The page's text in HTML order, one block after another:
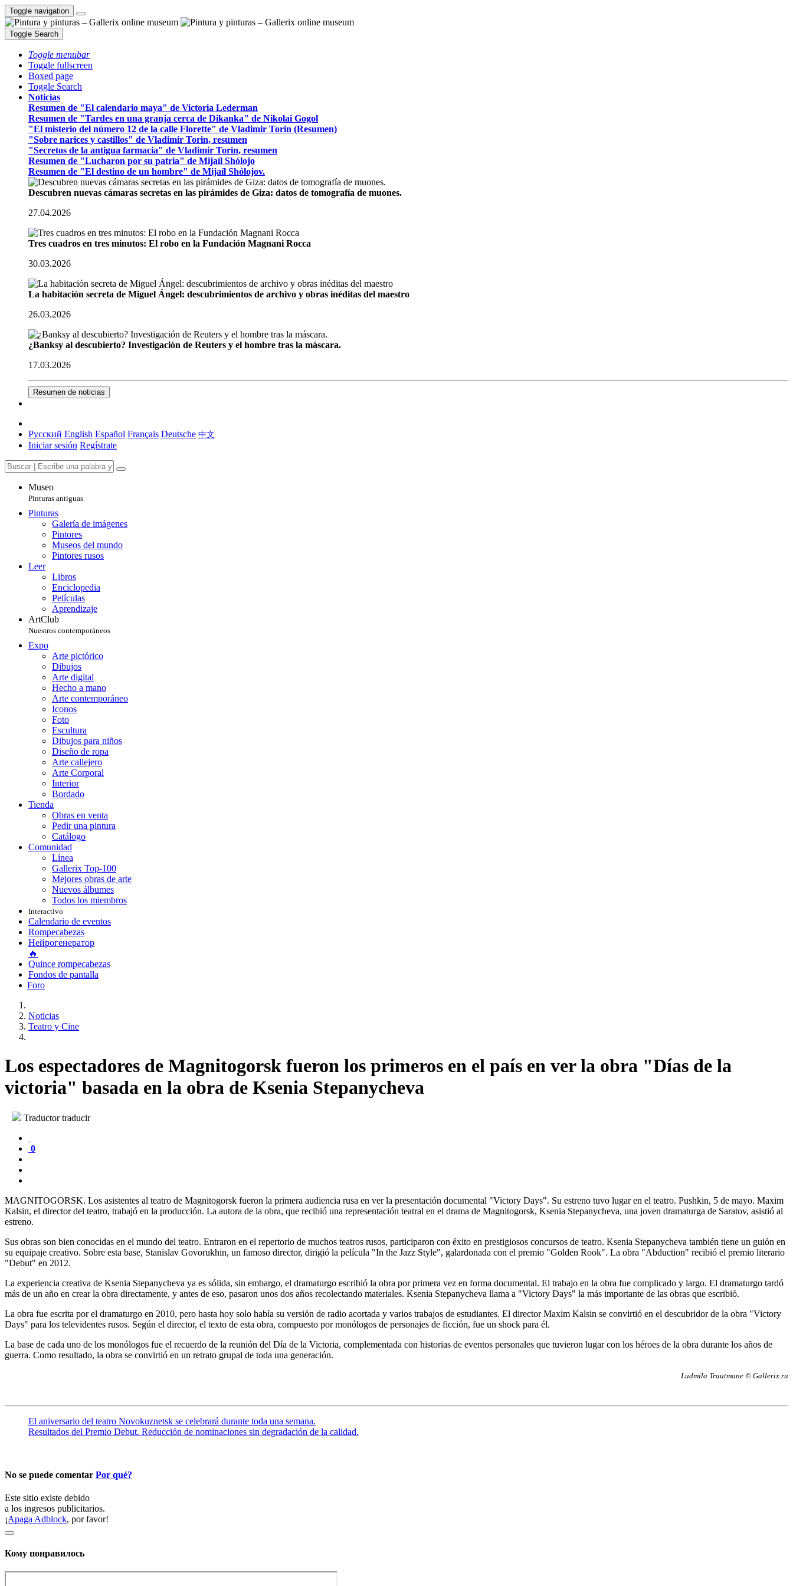
Toggle navigation
Toggle Search
Toggle menubar
Toggle fullscreen
Boxed page
Toggle Search
Noticias
Resumen de "El calendario maya" de Victoria Lederman
Resumen de "Tardes en una granja cerca de Dikanka" de Nikolai Gogol
"El misterio del número 12 de la calle Florette" de Vladimir Torin (Resumen)
"Sobre narices y castillos" de Vladimir Torin, resumen
"Secretos de la antigua farmacia" de Vladimir Torin, resumen
Resumen de "Lucharon por su patria" de Mijaíl Shólojo
Resumen de "El destino de un hombre" de Mijaíl Shólojov.
Descubren nuevas cámaras secretas en las pirámides de Giza: datos de tomografía de muones.
27.04.2026
Tres cuadros en tres minutos: El robo en la Fundación Magnani Rocca
30.03.2026
La habitación secreta de Miguel Ángel: descubrimientos de archivo y obras inéditas del maestro
26.03.2026
¿Banksy al descubierto? Investigación de Reuters y el hombre tras la máscara.
17.03.2026
Resumen de noticias
Русский English Español Français Deutsche 中文
Iniciar sesión Regístrate
Museo
Pinturas antiguas
Pinturas
Galería de imágenes
Pintores
Museos del mundo
Pintores rusos
Leer
Libros
Enciclopedia
Películas
Aprendizaje
ArtClub
Nuestros contemporáneos
Expo
Arte pictórico
Dibujos
Arte digital
Hecho a mano
Arte contemporáneo
Iconos
Foto
Escultura
Dibujos para niños
Diseño de ropa
Arte callejero
Arte Corporal
Interior
Bordado
Tienda
Obras en venta
Pedir una pintura
Catálogo
Comunidad
Línea
Gallerix Top-100
Mejores obras de arte
Nuevos álbumes
Todos los miembros
Interactivo
Calendario de eventos
Rompecabezas
Нейрогенератор
🔥
Quince rompecabezas
Fondos de pantalla
Foro
Noticias
Teatro y Cine
Los espectadores de Magnitogorsk fueron los primeros en el país en ver la obra "Días de la
victoria" basada en la obra de Ksenia Stepanycheva
Traductor traducir
0
MAGNITOGORSK. Los asistentes al teatro de Magnitogorsk fueron la primera audiencia rusa en ver la presentación documental "Victory Days". Su estreno tuvo lugar en el teatro. Pushkin, 5 de mayo. Maxim
Kalsin, el director del teatro, trabajó en la producción. La autora de la obra, que recibió una representación teatral en el drama de Magnitogorsk, Ksenia Stepanycheva, una joven dramaturga de Saratov, asistió al
estreno.
Sus obras son bien conocidas en el mundo del teatro. Entraron en el repertorio de muchos teatros rusos, participaron con éxito en prestigiosos concursos de teatro. Ksenia Stepanycheva también tiene un guión en
su equipaje creativo. Sobre esta base, Stanislav Govorukhin, un famoso director, dirigió la película "In the Jazz Style", galardonada con el premio "Golden Rook". La obra "Abduction" recibió el premio literario
"Debut" en 2012.
La experiencia creativa de Ksenia Stepanycheva ya es sólida, sin embargo, el dramaturgo escribió la obra por primera vez en forma documental. El trabajo en la obra fue complicado y largo. El dramaturgo tardó
más de un año en crear la obra directamente, y antes de eso, pasaron unos dos años recolectando materiales. Ksenia Stepanycheva llama a "Victory Days" la más importante de las obras que escribió.
La obra fue escrita por el dramaturgo en 2010, pero hasta hoy solo había su versión de radio acortada y varios trabajos de estudiantes. El director Maxim Kalsin se convirtió en el descubridor de la obra "Victory
Days" para los televidentes rusos. Según el director, el texto de esta obra, compuesto por monólogos de personajes de ficción, fue un shock para él.
La base de cada uno de los monólogos fue el recuerdo de la reunión del Día de la Victoria, complementada con historias de eventos personales que tuvieron lugar con los héroes de la obra durante los años de
guerra. Como resultado, la obra se convirtió en un retrato grupal de toda una generación.
Ludmila Trautmane © Gallerix.ru
El aniversario del teatro Novokuznetsk se celebrará durante toda una semana.
Resultados del Premio Debut. Reducción de nominaciones sin degradación de la calidad.
No se puede comentar Por qué?
Este sitio existe debido
a los ingresos publicitarios.
¡Apaga Adblock, por favor!
Кому понравилось